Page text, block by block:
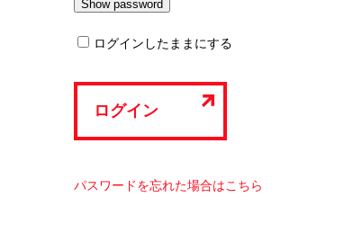
ログインしたままにする
ログイン
パスワードを忘れた場合はこちら